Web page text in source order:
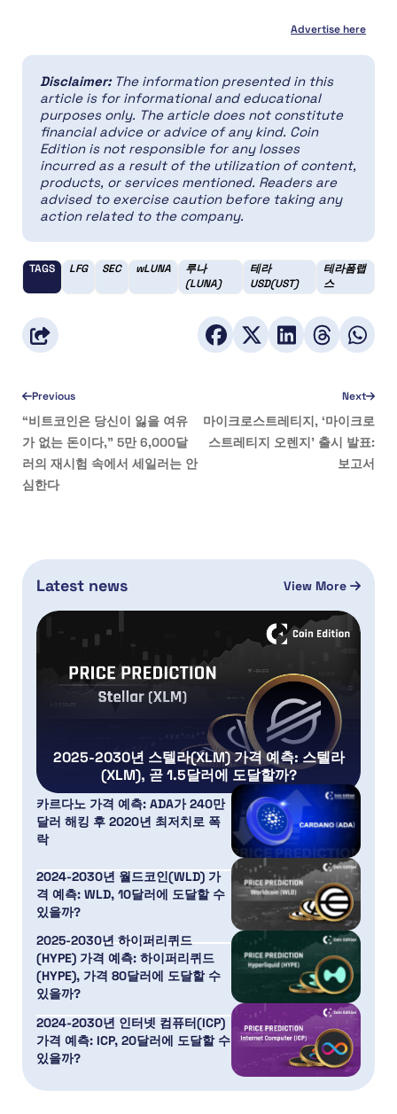
Advertise here
Disclaimer: The information presented in this
article is for informational and educational
purposes only. The article does not constitute
financial advice or advice of any kind. Coin
Edition is not responsible for any losses
incurred as a result of the utilization of content,
products, or services mentioned. Readers are
advised to exercise caution before taking any
action related to the company.
TAGS LFG SEC wLUNA
루나
(LUNA)
테라
USD(UST)
테라폼랩
스
Previous
“비트코인은 당신이 잃을 여유
가 없는 돈이다,” 5만 6,000달
러의 재시험 속에서 세일러는 안
심한다
Next
마이크로스트레티지, ‘마이크로
스트레티지 오렌지’ 출시 발표:
보고서
Latest news View More
2025-2030년 스텔라(XLM) 가격 예측: 스텔라
(XLM), 곧 1.5달러에 도달할까?
카르다노 가격 예측: ADA가 240만
달러 해킹 후 2020년 최저치로 폭
락
2024-2030년 월드코인(WLD) 가
격 예측: WLD, 10달러에 도달할 수
있을까?
2025-2030년 하이퍼리퀴드
(HYPE) 가격 예측: 하이퍼리퀴드
(HYPE), 가격 80달러에 도달할 수
있을까?
2024-2030년 인터넷 컴퓨터(ICP)
가격 예측: ICP, 20달러에 도달할 수
있을까?